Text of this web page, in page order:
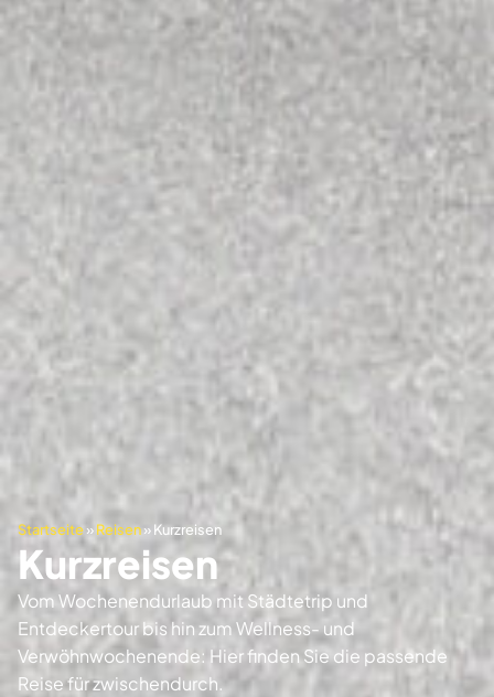
Startseite»Reisen»Kurzreisen
Kurzreisen
Vom Wochenendurlaub mit Städtetrip und
Entdeckertour bis hin zum Wellness- und
Verwöhnwochenende: Hier finden Sie die passende
Reise für zwischendurch.